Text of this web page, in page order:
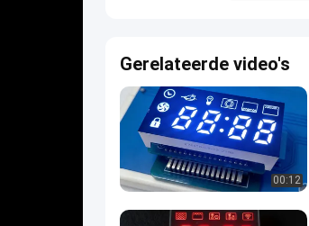
Gerelateerde video's
00:12